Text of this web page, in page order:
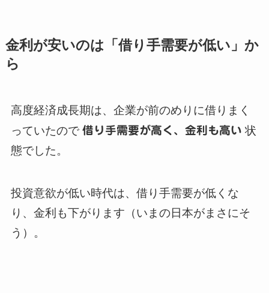
金利が安いのは「借り手需要が低い」か
ら
高度経済成長期は、企業が前のめりに借りまく
っていたので 借り手需要が高く、金利も高い 状
態でした。
投資意欲が低い時代は、借り手需要が低くな
り、金利も下がります（いまの日本がまさにそ
う）。